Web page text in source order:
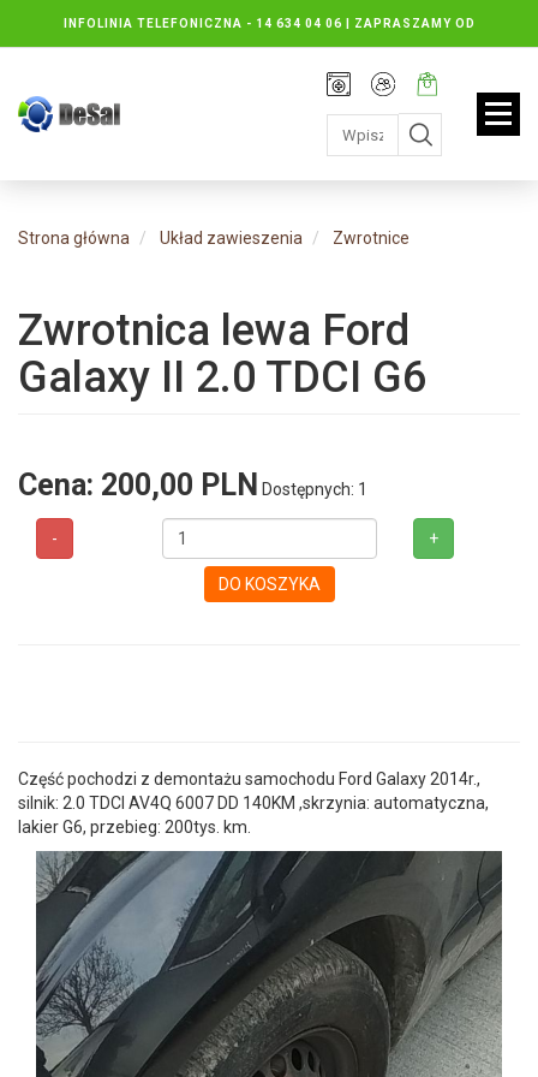
INFOLINIA TELEFONICZNA - 14 634 04 06 | ZAPRASZAMY OD
PONIEDZIAŁKU DO PIĄTKU : 8.30 DO 16.30, SOBOTY: 8.30 DO 13.00
Rejestracja
Moje
konto
Twój
koszyk:
jest
pusty
Strona główna Układ zawieszenia Zwrotnice
Zwrotnica lewa Ford
Galaxy II 2.0 TDCI G6
Cena: 200,00 PLN Dostępnych: 1
- +
DO KOSZYKA
Część pochodzi z demontażu samochodu Ford Galaxy 2014r.,
silnik: 2.0 TDCI AV4Q 6007 DD 140KM ,skrzynia: automatyczna,
lakier G6, przebieg: 200tys. km.